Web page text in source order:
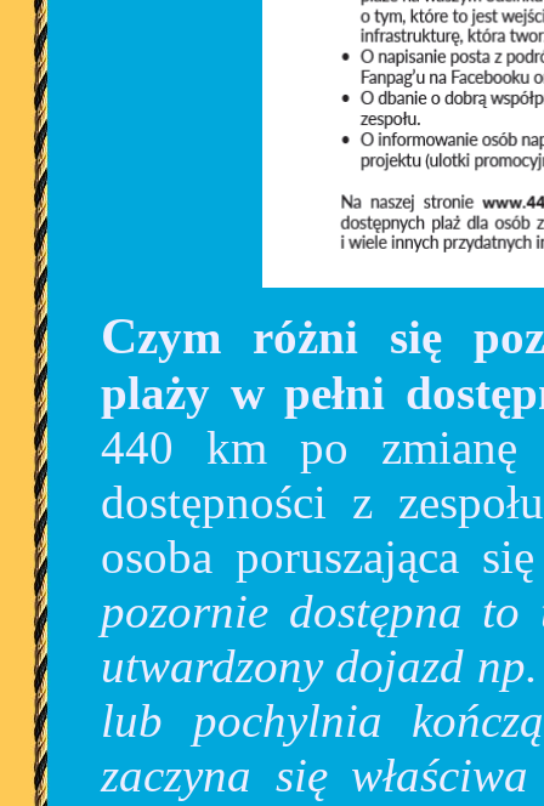
Czym różni się pozornie dostępna plaża od
plaży w pełni
440 km po zmianę
dostępności z
osoba poruszająca
pozornie dostępna
utwardzony dojazd
lub pochylnia
zaczyna się